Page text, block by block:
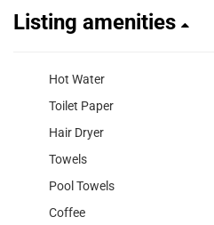
Listing amenities
Hot Water
Toilet Paper
Hair Dryer
Towels
Pool Towels
Coffee